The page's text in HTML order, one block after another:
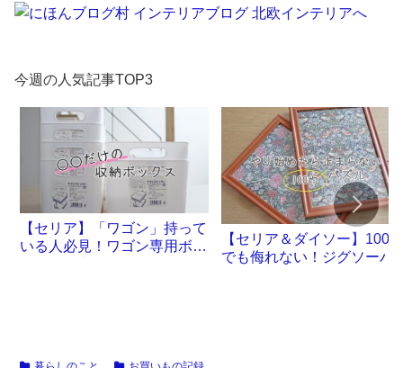
今週の人気記事TOP3
【セリア】「ワゴン」持って
いる人必見！ワゴン専用ボッ
【セリア＆ダイソー】100円
でも侮れない！ジグソーパ